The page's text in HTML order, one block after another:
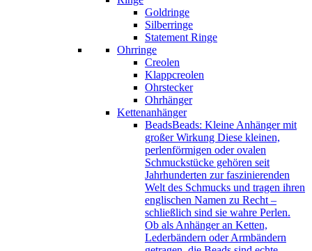
Goldringe
Silberringe
Statement Ringe
Ohrringe
Creolen
Klappcreolen
Ohrstecker
Ohrhänger
Kettenanhänger
BeadsBeads: Kleine Anhänger mit
großer Wirkung Diese kleinen,
perlenförmigen oder ovalen
Schmuckstücke gehören seit
Jahrhunderten zur faszinierenden
Welt des Schmucks und tragen ihren
englischen Namen zu Recht –
schließlich sind sie wahre Perlen.
Ob als Anhänger an Ketten,
Lederbändern oder Armbändern